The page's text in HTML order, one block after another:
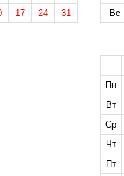
17 24 31
Вс
Пн
Вт
Ср
Чт
Пт